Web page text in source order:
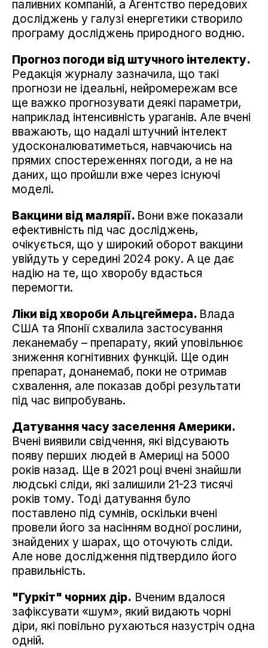
паливних компаній, а Агентство передових
досліджень у галузі енергетики створило
програму досліджень природного водню.
Прогноз погоди від штучного інтелекту.
Редакція журналу зазначила, що такі
прогнози не ідеальні, нейромережам все
ще важко прогнозувати деякі параметри,
наприклад інтенсивність ураганів. Але вчені
вважають, що надалі штучний інтелект
удосконалюватиметься, навчаючись на
прямих спостереженнях погоди, а не на
даних, що пройшли вже через існуючі
моделі.
Вакцини від малярії. Вони вже показали
ефективність під час досліджень,
очікується, що у широкий оборот вакцини
увійдуть у середині 2024 року. А це дає
надію на те, що хворобу вдасться
перемогти.
Ліки від хвороби Альцгеймера. Влада
США та Японії схвалила застосування
леканемабу – препарату, який уповільнює
зниження когнітивних функцій. Ще один
препарат, донанемаб, поки не отримав
схвалення, але показав добрі результати
під час випробувань.
Датування часу заселення Америки.
Вчені виявили свідчення, які відсувають
появу перших людей в Америці на 5000
років назад. Ще в 2021 році вчені знайшли
людські сліди, які залишили 21-23 тисячі
років тому. Тоді датування було
поставлено під сумнів, оскільки вчені
провели його за насінням водної рослини,
знайдених у шарах, що оточують сліди.
Але нове дослідження підтвердило його
правильність.
"Гуркіт" чорних дір. Вченим вдалося
зафіксувати «шум», який видають чорні
діри, які повільно рухаються назустріч одна
одній.